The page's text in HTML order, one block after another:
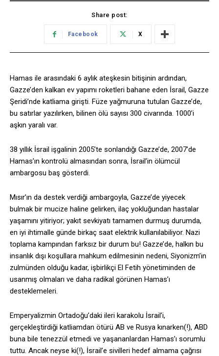
Share post:
Facebook X
Hamas ile arasındaki 6 aylık ateşkesin bitişinin ardından,
Gazze’den kalkan ev yapımı roketleri bahane eden İsrail, Gazze
Şeridi’nde katliama girişti. Füze yağmuruna tutulan Gazze’de,
bu satırlar yazılırken, bilinen ölü sayısı 300 civarında. 1000’i
aşkın yaralı var.
38 yıllık İsrail işgalinin 2005’te sonlandığı Gazze’de, 2007’de
Hamas’ın kontrolü almasından sonra, İsrail’in ölümcül
ambargosu baş gösterdi.
Mısır’ın da destek verdiği ambargoyla, Gazze’de yiyecek
bulmak bir mucize haline gelirken, ilaç yokluğundan hastalar
yaşamını yitiriyor; yakıt sevkiyatı tamamen durmuş durumda,
en iyi ihtimalle günde birkaç saat elektrik kullanılabiliyor. Nazi
toplama kampından farksız bir durum bu! Gazze’de, halkın bu
insanlık dışı koşullara mahkum edilmesinin nedeni, Siyonizm’in
zulmünden olduğu kadar, işbirlikçi El Fetih yönetiminden de
usanmış olmaları ve daha radikal görünen Hamas’ı
desteklemeleri.
Emperyalizmin Ortadoğu’daki ileri karakolu İsrail’i,
gerçekleştirdiği katliamdan ötürü AB ve Rusya kınarken(!), ABD
buna bile tenezzül etmedi ve yaşananlardan Hamas’ı sorumlu
tuttu. Ancak neyse ki(!), İsrail’e sivilleri hedef almama çağrısı